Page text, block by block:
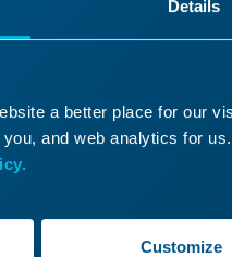
Details
a better place for our
and web analytics for
Customize
en contacto con